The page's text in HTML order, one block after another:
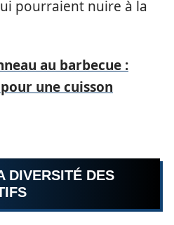
pourraient nuire à la
au barbecue :
une cuisson
DIVERSITÉ DES